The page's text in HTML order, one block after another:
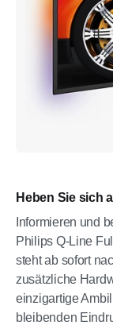
Heben Sie sich
Informieren und
Philips Q-Line
steht ab sofort
zusätzliche
einzigartige
bleibenden